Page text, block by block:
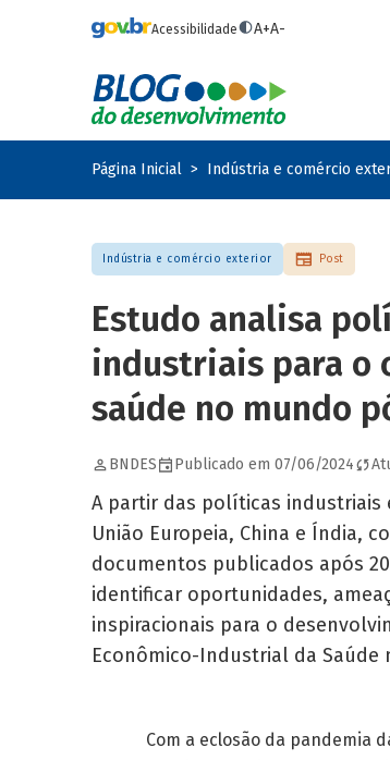
Acessibilidade A+A-
Página Inicial Indústria e comércio
Indústria e comércio exterior Post
Estudo analisa
industriais para o
saúde no mundo
BNDES Publicado em 07/06/2024
A partir das políticas industriais
União Europeia, China e Índia,
documentos publicados após
identificar oportunidades,
inspiracionais para o
Econômico-Industrial da Saúde
Com a eclosão da pandemia